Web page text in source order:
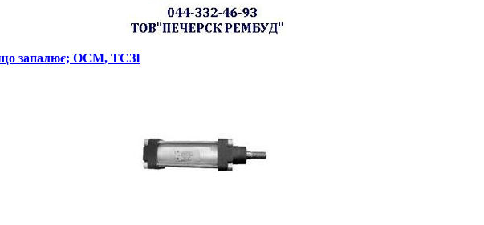
що запалює; ОСМ, ТСЗІ